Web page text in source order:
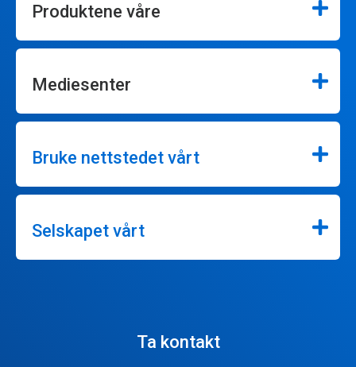
Produktene våre
Mediesenter
Bruke nettstedet vårt
Selskapet vårt
Ta kontakt